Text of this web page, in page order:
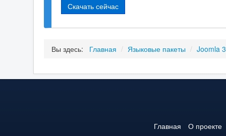
Скачать сейчас
Вы здесь: Главная / Языковые пакеты / Joomla
Главная О проекте